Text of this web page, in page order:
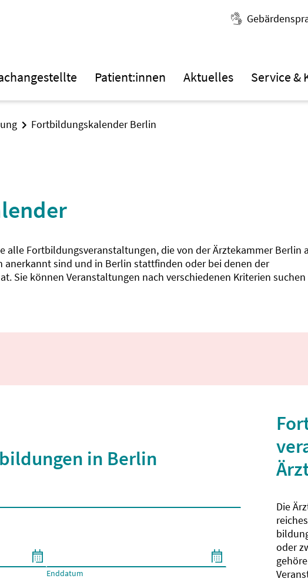
Patient:innen Aktuelles Service &
Fortbildungskalender Berlin
alle Fortbildungsveranstaltungen, die von der Ärztekammer Berlin
sind und in Berlin stattfinden oder bei denen der
Sie können Veranstaltungen nach verschiedenen Kriterien suchen
in Berlin
mindestens 2 Zeichen eingegeben wurden.
Enddatum
Die
oder